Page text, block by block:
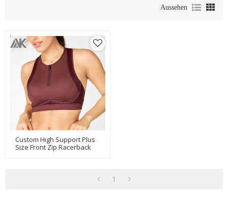
Aussehen
Custom High Support Plus
Size Front Zip Racerback
1